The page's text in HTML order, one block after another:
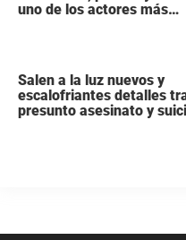
uno de los actores más
Salen a la luz nuevos y
escalofriantes detalles
presunto asesinato y